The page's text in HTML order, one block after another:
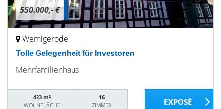
550.000,- €
Wernigerode
Tolle Gelegenheit für Investoren
Mehrfamilienhaus
423 m²
WOHNFLÄCHE
16
ZIMMER